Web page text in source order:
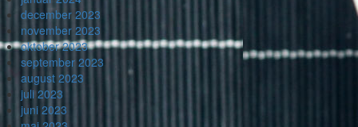
december 2023
november 2023
oktober 2023
september 2023
august 2023
juli 2023
juni 2023